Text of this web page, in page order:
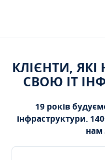
КЛІЄНТИ,
СВОЮ ІТ
19 років
інфраструктури.
нам